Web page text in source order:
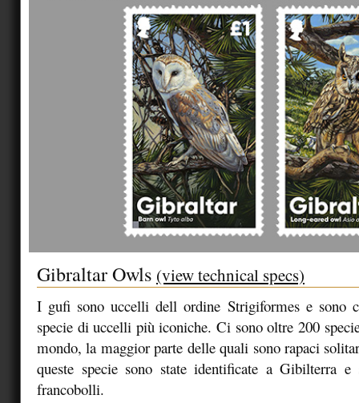
Gibraltar Owls (view technical specs)
I gufi sono uccelli dell ordine Strigiformes e sono
specie di uccelli più iconiche. Ci sono oltre 200
mondo, la maggior parte delle quali sono rapaci
queste specie sono state identificate a Gibilterra e
francobolli.